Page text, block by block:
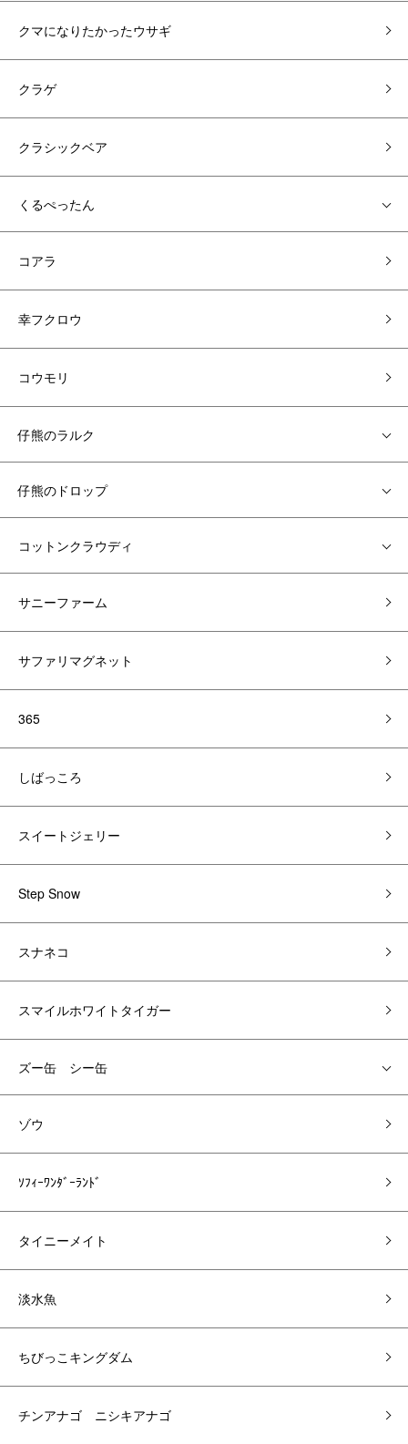
クマになりたかったウサギ
クラゲ
クラシックベア
くるぺったん
コアラ
幸フクロウ
コウモリ
仔熊のラルク
仔熊のドロップ
コットンクラウディ
サニーファーム
サファリマグネット
365
しばっころ
スイートジェリー
Step Snow
スナネコ
スマイルホワイトタイガー
ズー缶 シー缶
ゾウ
ｿﾌｨｰﾜﾝﾀﾞｰﾗﾝﾄﾞ
タイニーメイト
淡水魚
ちびっこキングダム
チンアナゴ ニシキアナゴ